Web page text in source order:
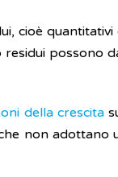
cioè quantitativi
residui possono
della crescita
non adottano